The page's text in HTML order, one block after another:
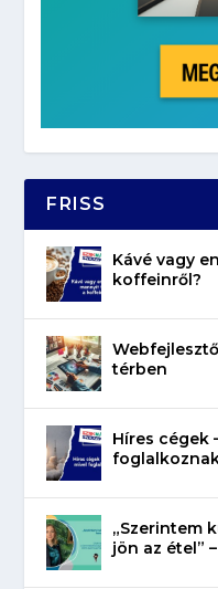
FRISS
Kávé vagy
koffeinről?
térben
Híres cégek
„Szerintem
jön az étel”